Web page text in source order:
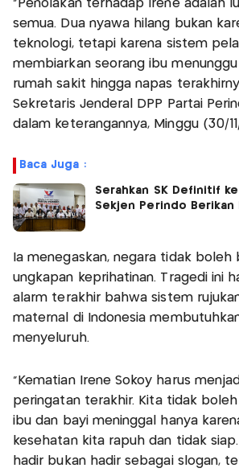
“Penolakan terhadap Irene adalah
semua. Dua nyawa hilang bukan
teknologi, tetapi karena sistem
membiarkan seorang ibu
rumah sakit hingga napas
Sekretaris Jenderal DPP Partai
dalam keterangannya, Minggu (30/
Baca Juga :
Serahkan SK Definitif ke
Sekjen Perindo Berikan
Ia menegaskan, negara tidak
ungkapan keprihatinan. Tragedi ini
alarm terakhir bahwa sistem
maternal di Indonesia
menyeluruh.
“Kematian Irene Sokoy harus
peringatan terakhir. Kita tidak
ibu dan bayi meninggal hanya
kesehatan kita rapuh dan tidak
hadir bukan hadir sebagai slogan,